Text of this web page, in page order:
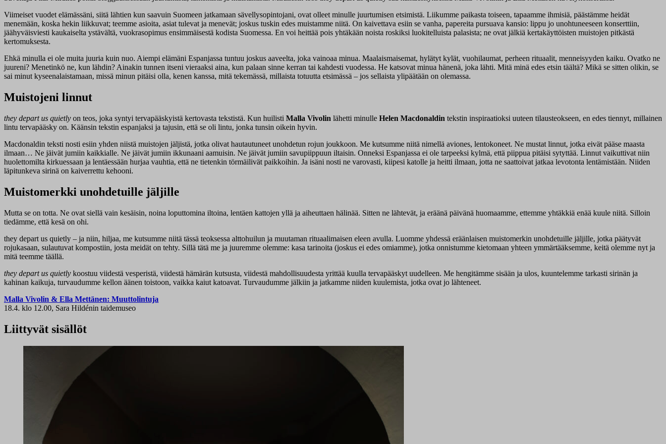
Viimeiset vuodet elämässäni, siitä lähtien kun saavuin Suomeen jatkamaan sävellysopintojani, ovat olleet minulle juurtumisen etsimistä. Liikumme paikasta toiseen, tapaamme ihmisiä, päästämme heidät
menemään, koska hekin liikkuvat; teemme asioita, asiat tulevat ja menevät; joskus tuskin edes muistamme niitä. On kaivettava esiin se vanha, papereita pursuava kansio: lippu jo unohtuneeseen konserttiin,
jäähyväisviesti kaukaiselta ystävältä, vuokrasopimus ensimmäisestä kodista Suomessa. En voi heittää pois yhtäkään noista roskiksi luokitelluista palasista; ne ovat jälkiä kertakäyttöisten muistojen pitkästä
kertomuksesta.
Ehkä minulla ei ole muita juuria kuin nuo. Aiempi elämäni Espanjassa tuntuu joskus aaveelta, joka vainoaa minua. Maalaismaisemat, hylätyt kylät, vuohilaumat, perheen rituaalit, menneisyyden kaiku. Ovatko ne
juureni? Menetinkö ne, kun lähdin? Ainakin tunnen itseni vieraaksi aina, kun palaan sinne kerran tai kahdesti vuodessa. He katsovat minua hänenä, joka lähti. Mitä minä edes etsin täältä? Mikä se sitten olikin, se
sai minut kyseenalaistamaan, missä minun pitäisi olla, kenen kanssa, mitä tekemässä, millaista totuutta etsimässä – jos sellaista ylipäätään on olemassa.
Muistojeni linnut
they depart us quietly on teos, joka syntyi tervapääskyistä kertovasta tekstistä. Kun huilisti Malla Vivolin lähetti minulle Helen Macdonaldin tekstin inspiraatioksi uuteen tilausteokseen, en edes tiennyt, millainen
lintu tervapääsky on. Käänsin tekstin espanjaksi ja tajusin, että se oli lintu, jonka tunsin oikein hyvin.
Macdonaldin teksti nosti esiin yhden niistä muistojen jäljistä, jotka olivat hautautuneet unohdetun rojun joukkoon. Me kutsumme niitä nimellä aviones, lentokoneet. Ne mustat linnut, jotka eivät pääse maasta
ilmaan… Ne jäivät jumiin kaikkialle. Ne jäivät jumiin ikkunaani aamuisin. Ne jäivät jumiin savupiippuun iltaisin. Onneksi Espanjassa ei ole tarpeeksi kylmä, että piippua pitäisi sytyttää. Linnut vaikuttivat niin
huolettomilta kirkuessaan ja lentäessään hurjaa vauhtia, että ne tietenkin törmäilivät paikkoihin. Ja isäni nosti ne varovasti, kiipesi katolle ja heitti ilmaan, jotta ne saattoivat jatkaa levotonta lentämistään. Niiden
läpitunkeva sirinä on kaiverrettu kehooni.
Muistomerkki unohdetuille jäljille
Mutta se on totta. Ne ovat siellä vain kesäisin, noina loputtomina iltoina, lentäen kattojen yllä ja aiheuttaen hälinää. Sitten ne lähtevät, ja eräänä päivänä huomaamme, ettemme yhtäkkiä enää kuule niitä. Silloin
tiedämme, että kesä on ohi.
they depart us quietly – ja niin, hiljaa, me kutsumme niitä tässä teoksessa alttohuilun ja muutaman rituaalimaisen eleen avulla. Luomme yhdessä eräänlaisen muistomerkin unohdetuille jäljille, jotka päätyvät
rojukasaan, sulautuvat kompostiin, josta meidät on tehty. Sillä tätä me ja juuremme olemme: kasa tarinoita (joskus ei edes omiamme), jotka onnistumme kietomaan yhteen ymmärtääksemme, keitä olemme nyt ja
mitä teemme täällä.
they depart us quietly koostuu viidestä vesperistä, viidestä hämärän kutsusta, viidestä mahdollisuudesta yrittää kuulla tervapääskyt uudelleen. Me hengitämme sisään ja ulos, kuuntelemme tarkasti sirinän ja
kahinan kaikuja, turvaudumme kellon äänen toistoon, vaikka kaiut katoavat. Turvaudumme jälkiin ja jatkamme niiden kuulemista, jotka ovat jo lähteneet.
Malla Vivolin & Ella Mettänen: Muuttolintuja
18.4. klo 12.00, Sara Hildénin taidemuseo
Liittyvät sisällöt